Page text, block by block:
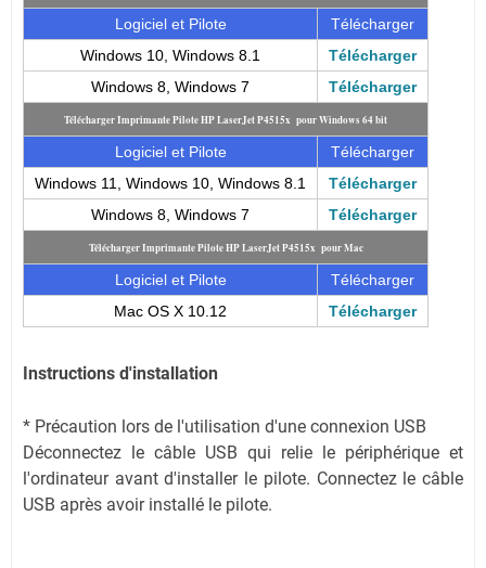
Logiciel et Pilote
Télécharger
Windows 10, Windows 8.1
Télécharger
Windows 8, Windows 7
Télécharger
Télécharger Imprimante Pilote HP LaserJet P4515x pour Windows 64 bit
Logiciel et Pilote
Télécharger
Windows 11, Windows 10, Windows 8.1
Télécharger
Windows 8, Windows 7
Télécharger
Télécharger Imprimante Pilote HP LaserJet P4515x pour Mac
Logiciel et Pilote
Télécharger
Mac OS X 10.12
Télécharger
Instructions d'installation
* Précaution lors de l'utilisation d'une connexion USB
Déconnectez le câble USB qui relie le périphérique et
l'ordinateur avant d'installer le pilote. Connectez le câble
USB après avoir installé le pilote.